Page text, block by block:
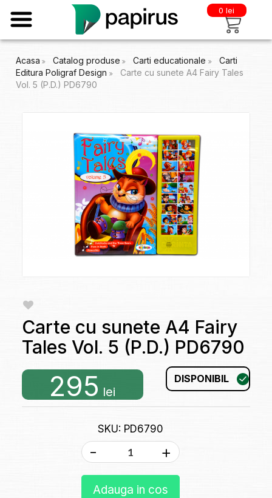
0 lei
Acasa Catalog produse Carti educationale
Carti
Editura Poligraf Design
Carte cu sunete A4 Fairy Tales
Vol. 5 (P.D.) PD6790
Carte cu sunete A4 Fairy
Tales Vol. 5 (P.D.) PD6790
295 lei
DISPONIBIL
SKU: PD6790
- +
Adauga in cos